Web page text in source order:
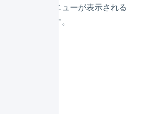
ケーションメニューが表示される
設定は完了です。